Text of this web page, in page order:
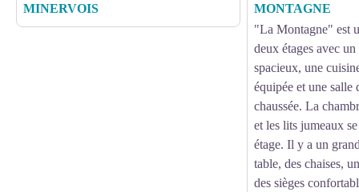
MINERVOIS
MONTAGNE
"La Montagne" est
deux étages avec
spacieux, une
équipée et une salle
chaussée. La
et les lits jumeaux
étage. Il y a un
table, des chaises,
des sièges